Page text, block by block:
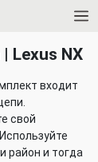
Lexus NX
входит
свой
район и тогда